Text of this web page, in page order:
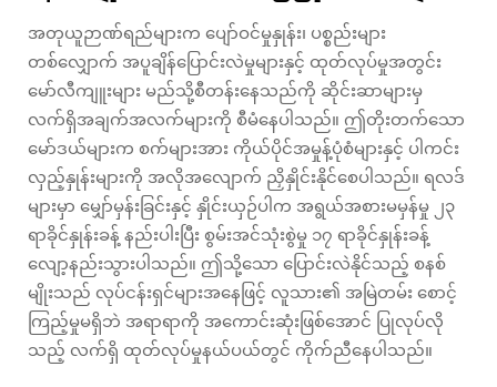
အတုယူဉာဏ်ရည်များက ပျော်ဝင်မှုနှုန်း၊ ပစ္စည်းများ
တစ်လျှောက် အပူချိန်ပြောင်းလဲမှုများနှင့် ထုတ်လုပ်မှုအတွင်း
မော်လီကျူးများ မည်သို့စီတန်းနေသည်ကို ဆိုင်းဆာများမှ
လက်ရှိအချက်အလက်များကို စီမံနေပါသည်။ ဤတိုးတက်သော
မော်ဒယ်များက စက်များအား ကိုယ်ပိုင်အမှုန့်ပုံစံများနှင့် ပါကင်း
လှည့်နှုန်းများကို အလိုအလျောက် ညှိနှိုင်းနိုင်စေပါသည်။ ရလဒ်
များမှာ မျှော်မှန်းခြင်းနှင့် နှိုင်းယှဉ်ပါက အရွယ်အစားမမှန်မှု ၂၃
ရာခိုင်နှုန်းခန့် နည်းပါးပြီး စွမ်းအင်သုံးစွဲမှု ၁၇ ရာခိုင်နှုန်းခန့်
လျော့နည်းသွားပါသည်။ ဤသို့သော ပြောင်းလဲနိုင်သည့် စနစ်
မျိုးသည် လုပ်ငန်းရှင်များအနေဖြင့် လူသား၏ အမြဲတမ်း စောင့်
ကြည့်မှုမရှိဘဲ အရာရာကို အကောင်းဆုံးဖြစ်အောင် ပြုလုပ်လို
သည့် လက်ရှိ ထုတ်လုပ်မှုနယ်ပယ်တွင် ကိုက်ညီနေပါသည်။